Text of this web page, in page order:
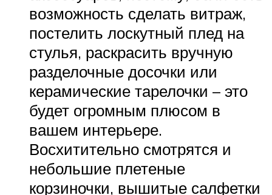
возможность сделать витраж,
постелить лоскутный плед на
стулья, раскрасить вручную
разделочные досочки или
керамические тарелочки – это
будет огромным плюсом в
вашем интерьере.
Восхитительно смотрятся и
небольшие плетеные
корзиночки, вышитые салфетки